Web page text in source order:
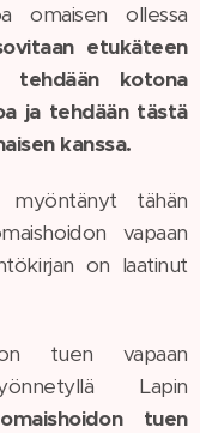
omaisen ollessa
etukäteen
tehdään kotona
ja tehdään tästä
kanssa.
myöntänyt tähän
vapaan
on laatinut
tuen vapaan
Lapin
omaishoidon tuen